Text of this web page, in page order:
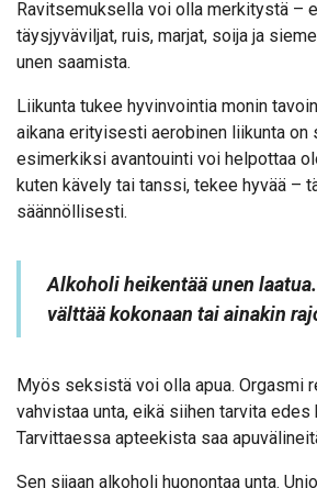
Ravitsemuksella voi olla merkitystä –
täysjyväviljat, ruis, marjat, soija ja
unen saamista.
Liikunta tukee hyvinvointia monin
aikana erityisesti aerobinen liikunta on
esimerkiksi avantouinti voi helpottaa
kuten kävely tai tanssi, tekee hyvää –
säännöllisesti.
Alkoholi heikentää unen
välttää kokonaan tai ainakin
Myös seksistä voi olla apua. Orgasmi
vahvistaa unta, eikä siihen tarvita edes
Tarvittaessa apteekista saa
Sen sijaan alkoholi huonontaa unta.